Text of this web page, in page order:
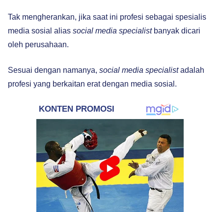
Tak mengherankan, jika saat ini profesi sebagai spesialis
media sosial alias social media specialistbanyak dicari
oleh perusahaan.
Sesuai dengan namanya, social media specialistadalah
profesi yang berkaitan erat dengan media sosial.